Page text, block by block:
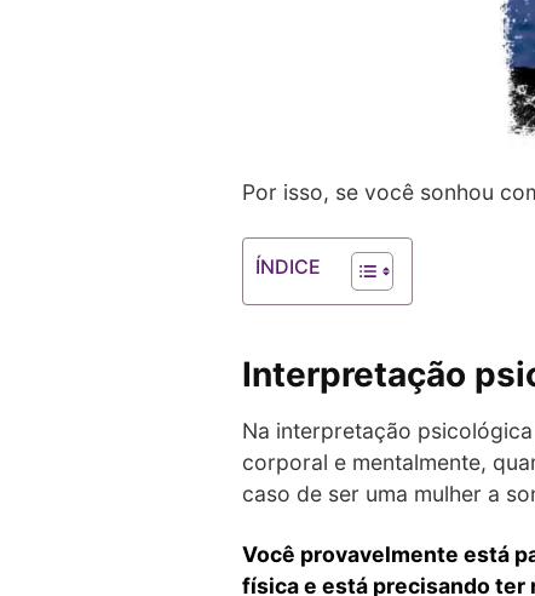
Por isso, se você sonhou
ÍNDICE
Interpretação
Na interpretação
corporal e mentalmente,
caso de ser uma mulher a
Você provavelmente está
física e está precisando ter